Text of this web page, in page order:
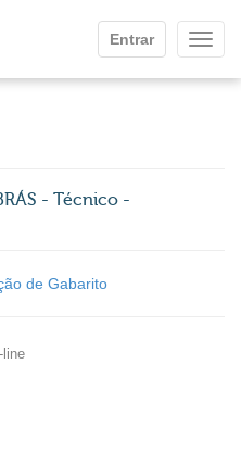
Entrar
- Técnico -
de Gabarito
line